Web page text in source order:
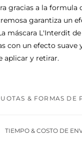
gracias a la formula
garantiza un
máscara L'Interdit
con un efecto suave
aplicar y retirar.
& FORMAS DE
TIEMPO & COSTO DE